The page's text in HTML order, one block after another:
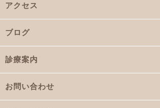
アクセス
ブログ
診療案内
お問い合わせ